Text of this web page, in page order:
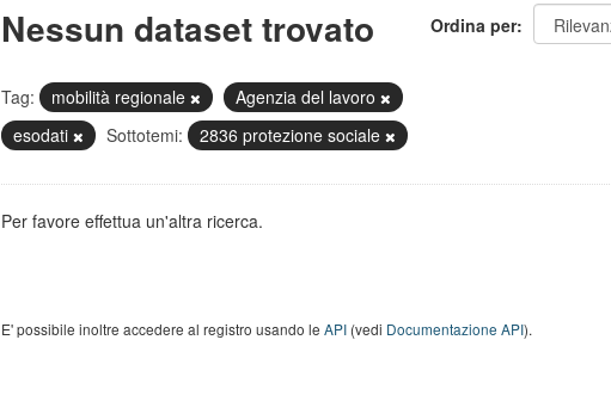
Ordina per
Nessun dataset trovato
Tag: mobilità regionale
Agenzia del lavoro
esodati
Sottotemi: 2836 protezione sociale
Per favore effettua un'altra ricerca.
E' possibile inoltre accedere al registro usando le API(vedi Documentazione API).